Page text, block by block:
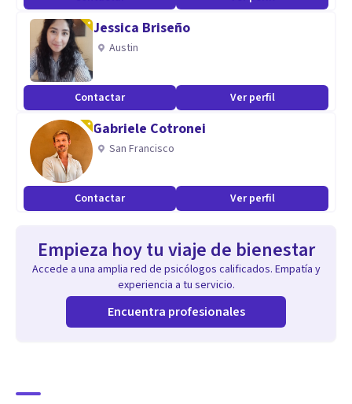
Jessica Briseño
Austin
Contactar Ver perfil
Gabriele Cotronei
San Francisco
Contactar Ver perfil
Empieza hoy tu viaje de bienestar
Accede a una amplia red de psicólogos calificados. Empatía y
experiencia a tu servicio.
Encuentra profesionales